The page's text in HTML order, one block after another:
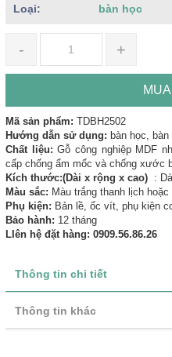
Loại:
bàn học
- +
Mã sản phẩm: TDBH2502
Hướng dẫn sử dụng: bàn học,
Chất liệu: Gỗ công nghiệp MDF
cấp chống ẩm mốc và chống xước
Kích thước:(Dài x rộng x cao) :
Màu sắc: Màu trắng thanh lịch
Phụ kiện: Bản lề, ốc vít, phụ kiện
Bảo hành: 12 tháng
LIên hệ đặt hàng: 0909.56.86.26
Thông tin chi tiết
Thông tin khác